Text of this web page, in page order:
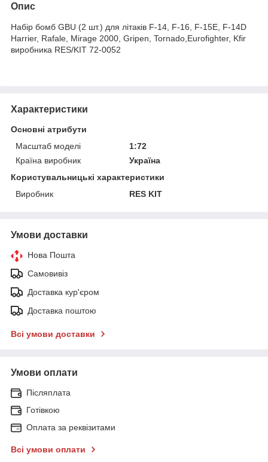
Опис
Набір бомб GBU (2 шт.) для літаків F-14, F-16, F-15E, F-14D
Harrier, Rafale, Mirage 2000, Gripen, Tornado,Eurofighter, Kfir
виробника RES/KIT 72-0052
Характеристики
Основні атрибути
Масштаб моделі
1:72
Країна виробник
Україна
Користувальницькі характеристики
Виробник
RES KIT
Умови доставки
Нова Пошта
Самовивіз
Доставка кур'єром
Доставка поштою
Всі умови доставки
Умови оплати
Післяплата
Готівкою
Оплата за реквізитами
Всі умови оплати